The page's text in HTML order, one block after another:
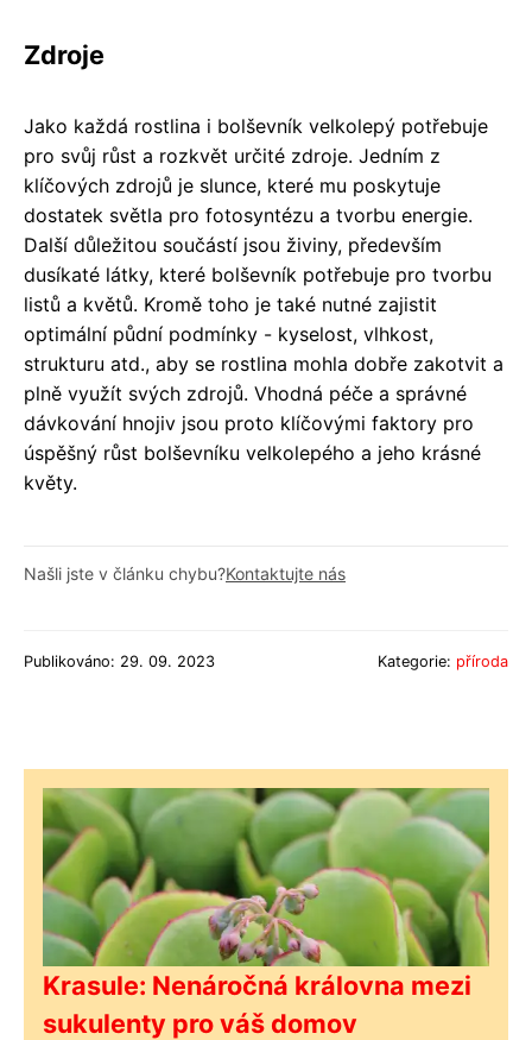
Zdroje
Jako každá rostlina i bolševník velkolepý potřebuje
pro svůj růst a rozkvět určité zdroje. Jedním z
klíčových zdrojů je slunce, které mu poskytuje
dostatek světla pro fotosyntézu a tvorbu energie.
Další důležitou součástí jsou živiny, především
dusíkaté látky, které bolševník potřebuje pro tvorbu
listů a květů. Kromě toho je také nutné zajistit
optimální půdní podmínky - kyselost, vlhkost,
strukturu atd., aby se rostlina mohla dobře zakotvit a
plně využít svých zdrojů. Vhodná péče a správné
dávkování hnojiv jsou proto klíčovými faktory pro
úspěšný růst bolševníku velkolepého a jeho krásné
květy.
Našli jste v článku chybu?Kontaktujte nás
Publikováno: 29. 09. 2023 Kategorie: příroda
Krasule: Nenáročná královna mezi
sukulenty pro váš domov